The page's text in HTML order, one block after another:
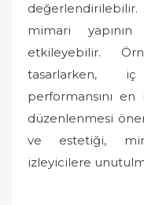
mimari
etkileyebilir.
tasarlarken, iç
performansını
düzenlenmesi
ve estetiği,
izleyicilere